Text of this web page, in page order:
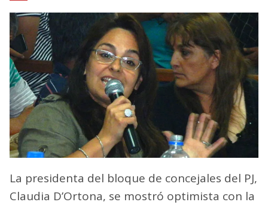
La presidenta del bloque de concejales del PJ,
Claudia D’Ortona, se mostró optimista con la